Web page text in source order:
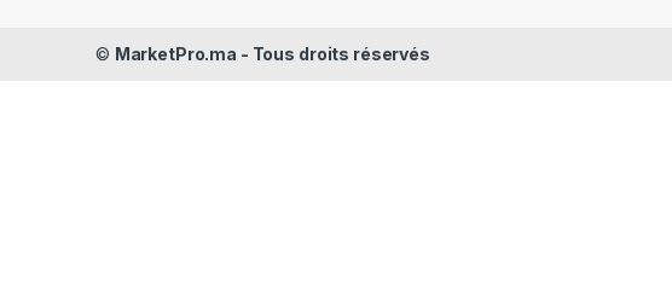
© MarketPro.ma - Tous droits réservés